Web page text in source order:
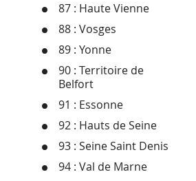
87 : Haute Vienne
88 : Vosges
89 : Yonne
90 : Territoire de
Belfort
91 : Essonne
92 : Hauts de Seine
93 : Seine Saint Denis
94 : Val de Marne